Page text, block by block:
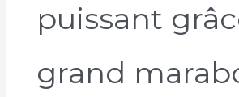
puissant
grand